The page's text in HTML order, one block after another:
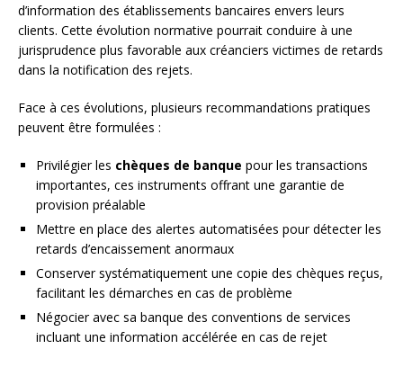
d’information des établissements bancaires envers leurs
clients. Cette évolution normative pourrait conduire à une
jurisprudence plus favorable aux créanciers victimes de retards
dans la notification des rejets.
Face à ces évolutions, plusieurs recommandations pratiques
peuvent être formulées :
Privilégier les chèques de banque pour les transactions
importantes, ces instruments offrant une garantie de
provision préalable
Mettre en place des alertes automatisées pour détecter les
retards d’encaissement anormaux
Conserver systématiquement une copie des chèques reçus,
facilitant les démarches en cas de problème
Négocier avec sa banque des conventions de services
incluant une information accélérée en cas de rejet